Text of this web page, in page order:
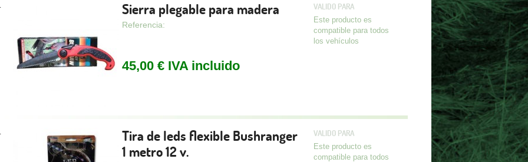
Sierra plegable para madera
Referencia:
45,00 € IVA incluido
VALIDO PARA
Este producto es
compatible para todos
los vehículos
Tira de leds flexible Bushranger
1 metro 12 v.
VALIDO PARA
Este producto es
compatible para todos